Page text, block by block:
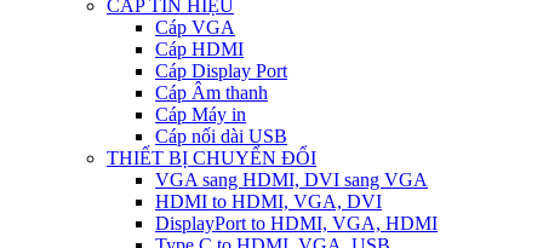
CÁP TÍN HIỆU
Cáp VGA
Cáp HDMI
Cáp Display Port
Cáp Âm thanh
Cáp Máy in
Cáp nối dài USB
THIẾT BỊ CHUYỂN ĐỔI
VGA sang HDMI, DVI sang VGA
HDMI to HDMI, VGA, DVI
DisplayPort to HDMI, VGA, HDMI